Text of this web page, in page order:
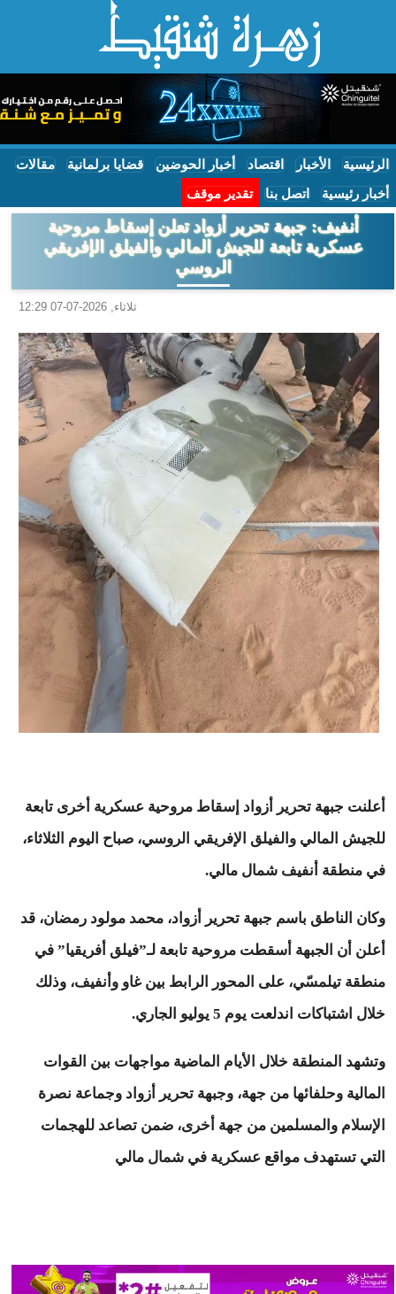
الرئيسية الأخبار اقتصاد أخبار الحوضين قضايا برلمانية مقالات
أخبار رئيسية اتصل بنا تقدير موقف
أنفيف: جبهة تحرير أزواد تعلن إسقاط مروحية
عسكرية تابعة للجيش المالي والفيلق الإفريقي
الروسي
ثلاثاء, 2026-07-07 12:29
أعلنت جبهة تحرير أزواد إسقاط مروحية عسكرية أخرى تابعة
للجيش المالي والفيلق الإفريقي الروسي، صباح اليوم الثلاثاء،
في منطقة أنفيف شمال مالي.
وكان الناطق باسم جبهة تحرير أزواد، محمد مولود رمضان، قد
أعلن أن الجبهة أسقطت مروحية تابعة لـ”فيلق أفريقيا” في
منطقة تيلمسّي، على المحور الرابط بين غاو وأنفيف، وذلك
خلال اشتباكات اندلعت يوم 5 يوليو الجاري.
وتشهد المنطقة خلال الأيام الماضية مواجهات بين القوات
المالية وحلفائها من جهة، وجبهة تحرير أزواد وجماعة نصرة
الإسلام والمسلمين من جهة أخرى، ضمن تصاعد للهجمات
التي تستهدف مواقع عسكرية في شمال مالي